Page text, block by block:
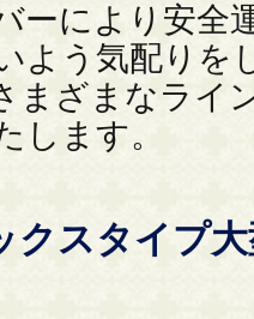
ーにより安全
よう気配りを
まざまなライ
します。
クスタイプ